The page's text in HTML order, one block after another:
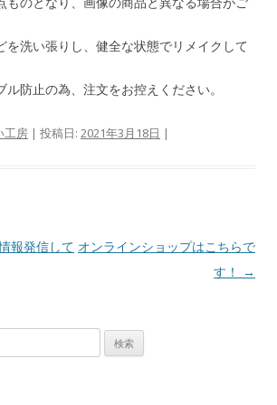
洗い張りし、健全な状態でリメイクして
防止の為、注文をお控えください。
工房 | 投稿日: 2021年3月18日 |
報発信して オンラインショップはこちらで
す！
→